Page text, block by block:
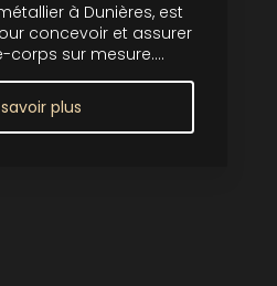
à Dunières, est
concevoir et assurer
sur mesure....
plus